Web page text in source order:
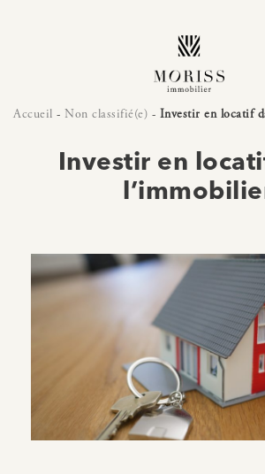
Accueil - Non classifié(e) - Investir en locatif
Investir en